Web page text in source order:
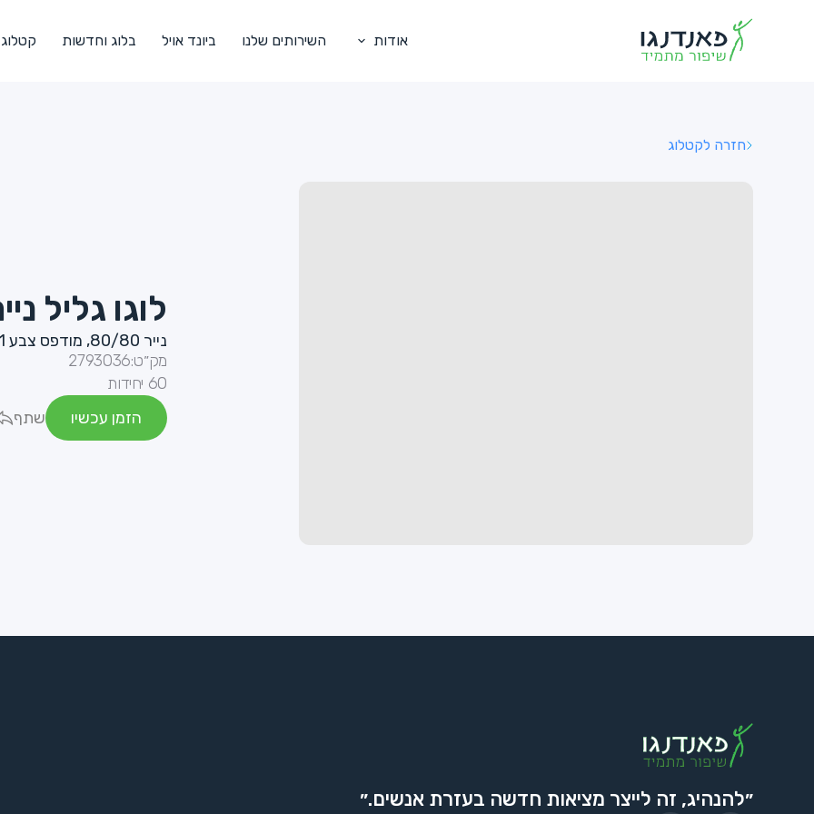
אודות השירותים שלנו ביונד אויל בלוג וחדשות קטלוג
חזרה לקטלוג
לוגו גליל
נייר 80/80, מודפס צבע 1
מק״ט:2793036
60 יחידות
הזמן עכשיו
שתף
״להנהיג, זה לייצר מציאות חדשה בעזרת אנשים.״